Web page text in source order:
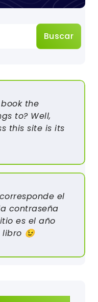
Buscar
the
to? Well,
this site is its
el
contraseña
es el año
libro 😉